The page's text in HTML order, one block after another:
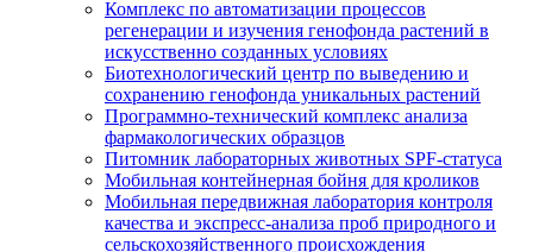
Комплекс по автоматизации процессов
регенерации и изучения генофонда растений в
искусственно созданных условиях
Биотехнологический центр по выведению и
сохранению генофонда уникальных растений
Программно-технический комплекс анализа
фармакологических образцов
Питомник лабораторных животных SPF-статуса
Мобильная контейнерная бойня для кроликов
Мобильная передвижная лаборатория контроля
качества и экспресс-анализа проб природного и
сельскохозяйственного происхождения